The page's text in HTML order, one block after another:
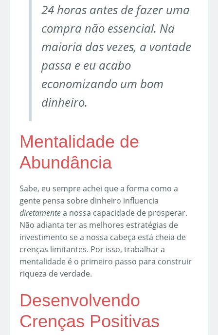
24 horas antes de fazer uma
compra não essencial. Na
maioria das vezes, a vontade
passa e eu acabo
economizando um bom
dinheiro.
Mentalidade de
Abundância
Sabe, eu sempre achei que a forma como a
gente pensa sobre dinheiro influencia
diretamentea nossa capacidade de prosperar.
Não adianta ter as melhores estratégias de
investimento se a nossa cabeça está cheia de
crenças limitantes. Por isso, trabalhar a
mentalidade é o primeiro passo para construir
riqueza de verdade.
Desenvolvendo
Crenças Positivas